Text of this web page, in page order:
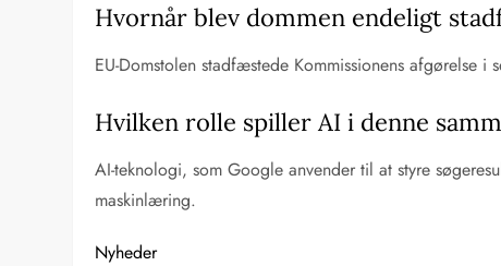
Hvornår blev dommen endeligt
EU-Domstolen stadfæstede Kommissionens afgørelse
Hvilken rolle spiller AI i denne
AI-teknologi, som Google anvender til at styre
maskinlæring.
Nyheder